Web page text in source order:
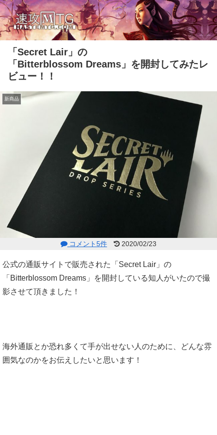
「Secret Lair」の
「Bitterblossom Dreams」を開封してみたレ
ビュー！！
新商品
コメント5件 2020/02/23
公式の通販サイトで販売された「Secret Lair」の
「Bitterblossom Dreams」を開封している知人がいたので撮
影させて頂きました！
海外通販とか恐れ多くて手が出せない人のために、どんな雰
囲気なのかをお伝えしたいと思います！